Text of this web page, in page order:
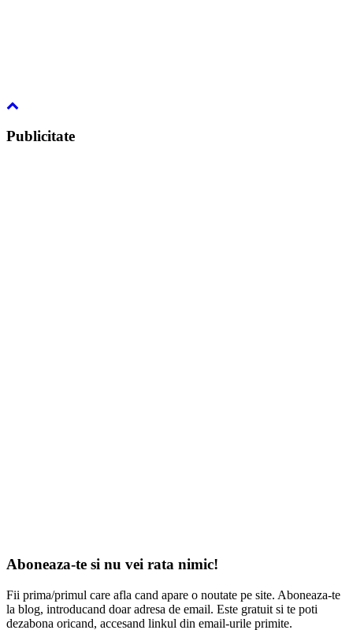
Publicitate
Aboneaza-te si nu vei rata nimic!
Fii prima/primul care afla cand apare o noutate pe site. Aboneaza-te
la blog, introducand doar adresa de email. Este gratuit si te poti
dezabona oricand, accesand linkul din email-urile primite.